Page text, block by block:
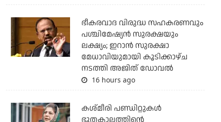
ഭീകരവാദ വിരുദ്ധ സഹകരണവും
പശ്ചിമേഷ്യന്‍ സുരക്ഷയും
ലക്ഷ്യം; ഇറാന്‍ സുരക്ഷാ
മേധാവിയുമായി കൂടിക്കാഴ്ച
നടത്തി അജിത് ഡോവല്‍
16 hours ago
കശ്മീരി പണ്ഡിറ്റുകള്‍